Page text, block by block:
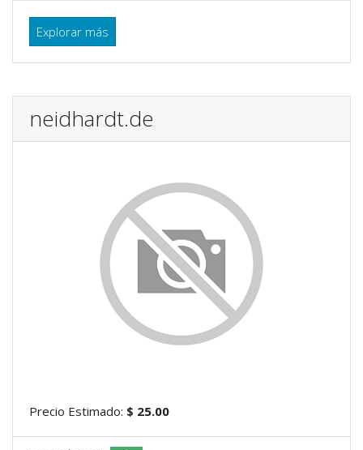
Explorar más
neidhardt.de
Precio Estimado: $ 25.00